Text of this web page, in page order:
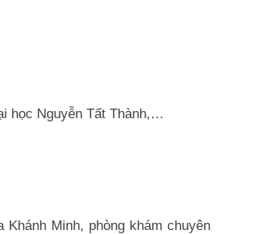
học Nguyễn Tất Thành,…
Minh, phòng khám chuyên